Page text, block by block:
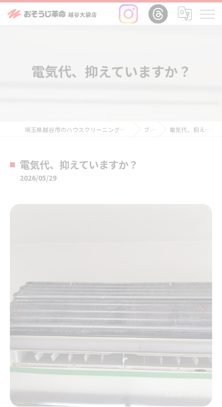
電気代、抑えていますか？
埼玉県越谷市のハウスクリーニングならおそうじ革命越谷大袋店 ブログ 電気代、抑えていますか？
電気代、抑えていますか？
2026/05/29